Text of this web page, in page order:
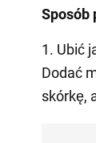
Sposób
1. Ubić
Dodać
skórkę,